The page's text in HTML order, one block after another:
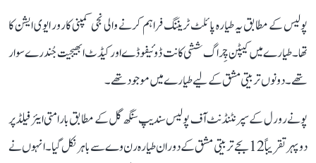
پولیس کے مطابق یہ طیارہ پائلٹ ٹریننگ فراہم کرنے والی نجی کمپنی کارور ایوی ایشن کا
تھا۔ طیارے میں کیپٹن چِراگ ششی کانت ڈوئیفوڈے اور کیڈٹ ابھیجیت جُندرے سوار
تھے۔ دونوں تربیتی مشق کے لیے طیارے میں موجود تھے۔
پونے رورل کے سپرنٹنڈنٹ آف پولیس سندیپ سنگھ گل کے مطابق بارامتی ایئر فیلڈ پر
دوپہر تقریباً 12 بجے تربیتی مشق کے دوران طیارہ رن وے سے باہر نکل گیا۔ انہوں نے